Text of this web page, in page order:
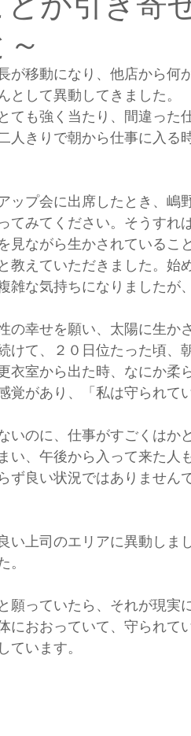
が移動になり、他店から何
して異動してきました。
ても強く当たり、間違った
人きりで朝から仕事に入る
ップ会に出席したとき、嶋
てみてください。そうすれ
見ながら生かされているこ
教えていただきました。始
雑な気持ちになりましたが
幸せを願い、太陽に生か
けて、２０日位たった頃、
衣室から出た時、なにか柔
覚があり、「私は守られて
いのに、仕事がすごくはか
い、午後から入って来た人
ず良い状況ではありません
い上司のエリアに異動しま
。
願っていたら、それが現実
におおっていて、守られて
ています。